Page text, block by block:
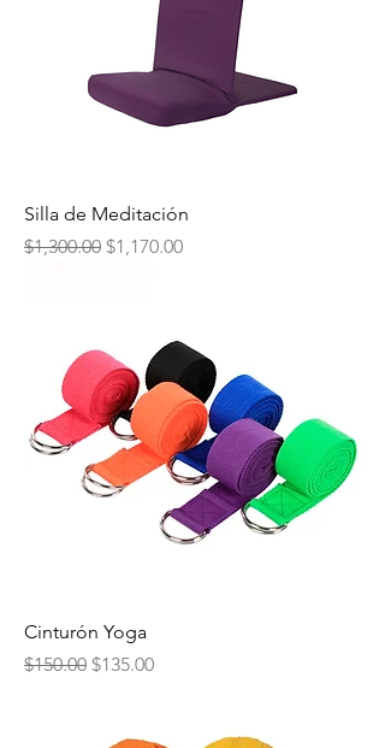
Silla de Meditación
Precio
$1,300.00 Precio de oferta
$1,170.00
Cinturón Yoga
Precio
$150.00 Precio de oferta
$135.00